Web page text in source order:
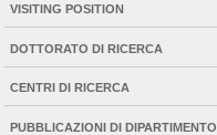
VISITING POSITION
DOTTORATO DI RICERCA
CENTRI DI RICERCA
PUBBLICAZIONI DI DIPARTIMENTO